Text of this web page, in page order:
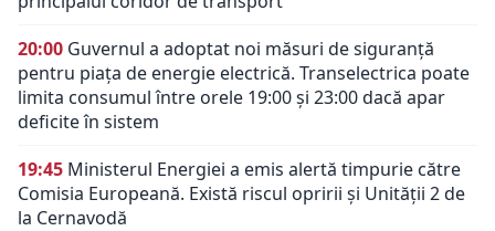
20:00 Guvernul a adoptat noi măsuri de siguranță
pentru piața de energie electrică. Transelectrica poate
limita consumul între orele 19:00 și 23:00 dacă apar
deficite în sistem
19:45 Ministerul Energiei a emis alertă timpurie către
Comisia Europeană. Există riscul opririi și Unității 2 de
la Cernavodă